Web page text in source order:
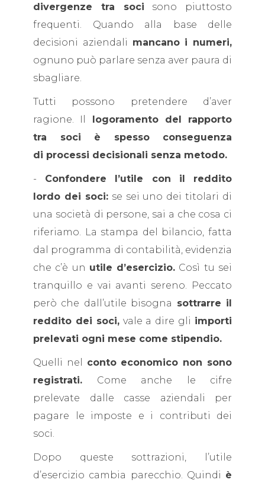
divergenze tra soci sono piuttosto
frequenti. Quando alla base delle
decisioni aziendali mancano i numeri,
ognuno può parlare senza aver paura di
sbagliare.
Tutti possono pretendere d’aver
ragione. Il logoramento del rapporto
tra soci è spesso conseguenza
di processi decisionali senza metodo.
- Confondere l’utile con il reddito
lordo dei soci:se sei uno dei titolari di
una società di persone, sai a che cosa ci
riferiamo. La stampa del bilancio, fatta
dal programma di contabilità, evidenzia
che c’è un utile d’esercizio. Così tu sei
tranquillo e vai avanti sereno. Peccato
però che dall’utile bisogna sottrarre il
reddito dei soci,vale a dire gli importi
prelevati ogni mese come stipendio.
Quelli nel conto economico non sono
registrati. Come anche le cifre
prelevate dalle casse aziendali per
pagare le imposte e i contributi dei
soci.
Dopo queste sottrazioni, l’utile
d’esercizio cambia parecchio. Quindi è